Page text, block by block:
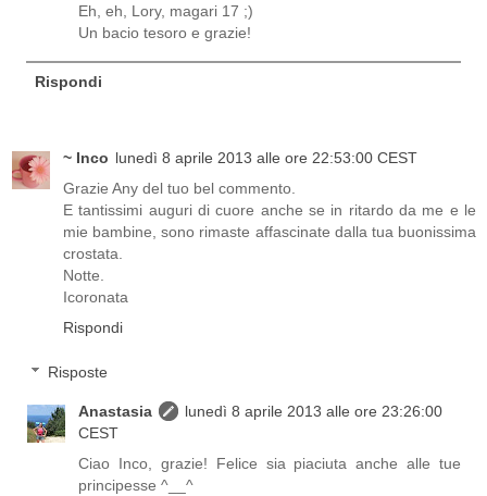
Eh, eh, Lory, magari 17 ;)
Un bacio tesoro e grazie!
Rispondi
~ Inco lunedì 8 aprile 2013 alle ore 22:53:00 CEST
Grazie Any del tuo bel commento.
E tantissimi auguri di cuore anche se in ritardo da me e le
mie bambine, sono rimaste affascinate dalla tua buonissima
crostata.
Notte.
Icoronata
Rispondi
Risposte
Anastasia
lunedì 8 aprile 2013 alle ore 23:26:00
CEST
Ciao Inco, grazie! Felice sia piaciuta anche alle tue
principesse ^__^